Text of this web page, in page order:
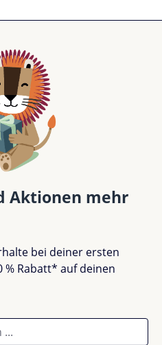
Aktionen mehr
bei deiner ersten
% Rabatt* auf deinen